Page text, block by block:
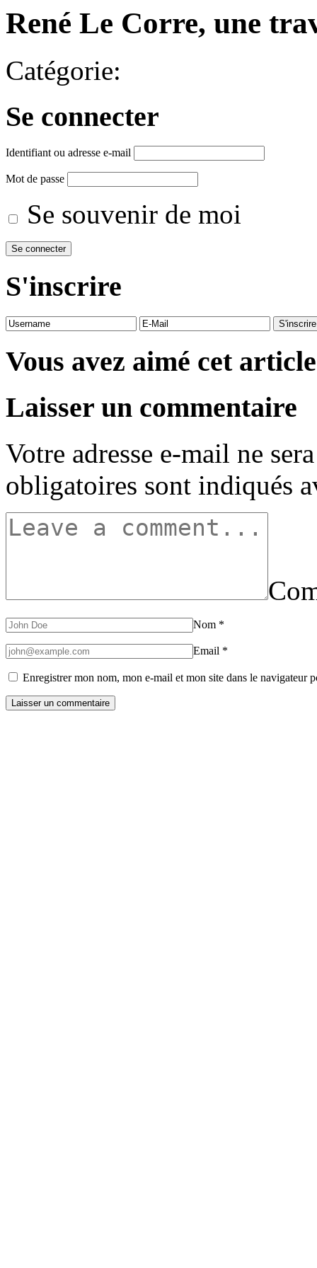
René Le Corre, une
Catégorie:
Se connecter
Identifiant ou adresse e-mail
Mot de passe
Se souvenir de moi
S'inscrire
Vous avez aimé cet
Laisser un commentaire
Votre adresse e-mail ne
obligatoires sont indiqués
Nom *
Email *
Enregistrer mon nom, mon e-mail et mon site dans le navigateur